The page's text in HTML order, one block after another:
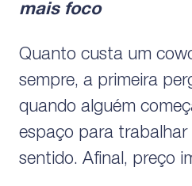
mais foco
Quanto custa um
sempre, a primeira
quando alguém
espaço para trabalhar
sentido. Afinal, preço